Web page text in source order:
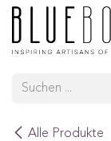
ZUM INHALT SPRINGEN
Alle Produkte